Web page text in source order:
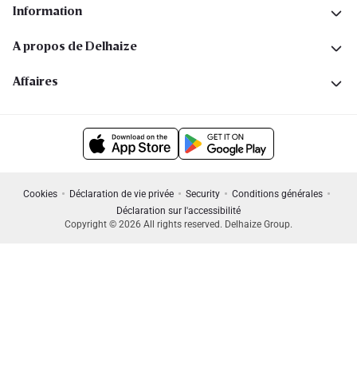
Information
A propos de Delhaize
Affaires
Cookies Déclaration de vie privée Security
Conditions générales
Déclaration sur l'accessibilité
Copyright © 2026 All rights reserved. Delhaize Group.